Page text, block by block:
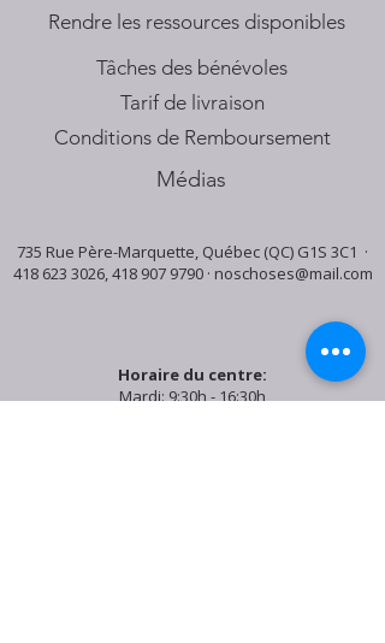
​Rendre les ressources disponibles
Tâches des bénévoles
Tarif de livraison
Conditions de Remboursement
Médias
735 Rue Père-Marquette, Québec (QC) G1S 3C1 ·
418 623 3026,418 907 9790· noschoses@mail.com
Horaire du centre:
Mardi: 9:30h - 16:30h